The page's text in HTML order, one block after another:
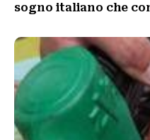
sogno italiano che